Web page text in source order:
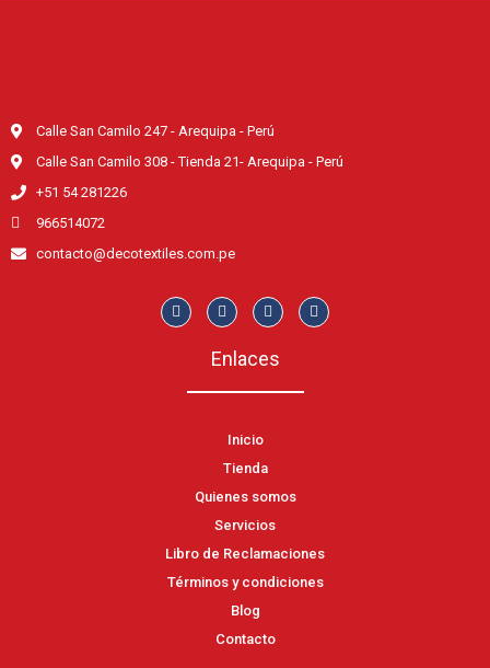
Calle San Camilo 247 - Arequipa - Perú
Calle San Camilo 308 - Tienda 21- Arequipa - Perú
+51 54 281226
966514072
contacto@decotextiles.com.pe
Enlaces
Inicio
Tienda
Quienes somos
Servicios
Libro de Reclamaciones
Términos y condiciones
Blog
Contacto